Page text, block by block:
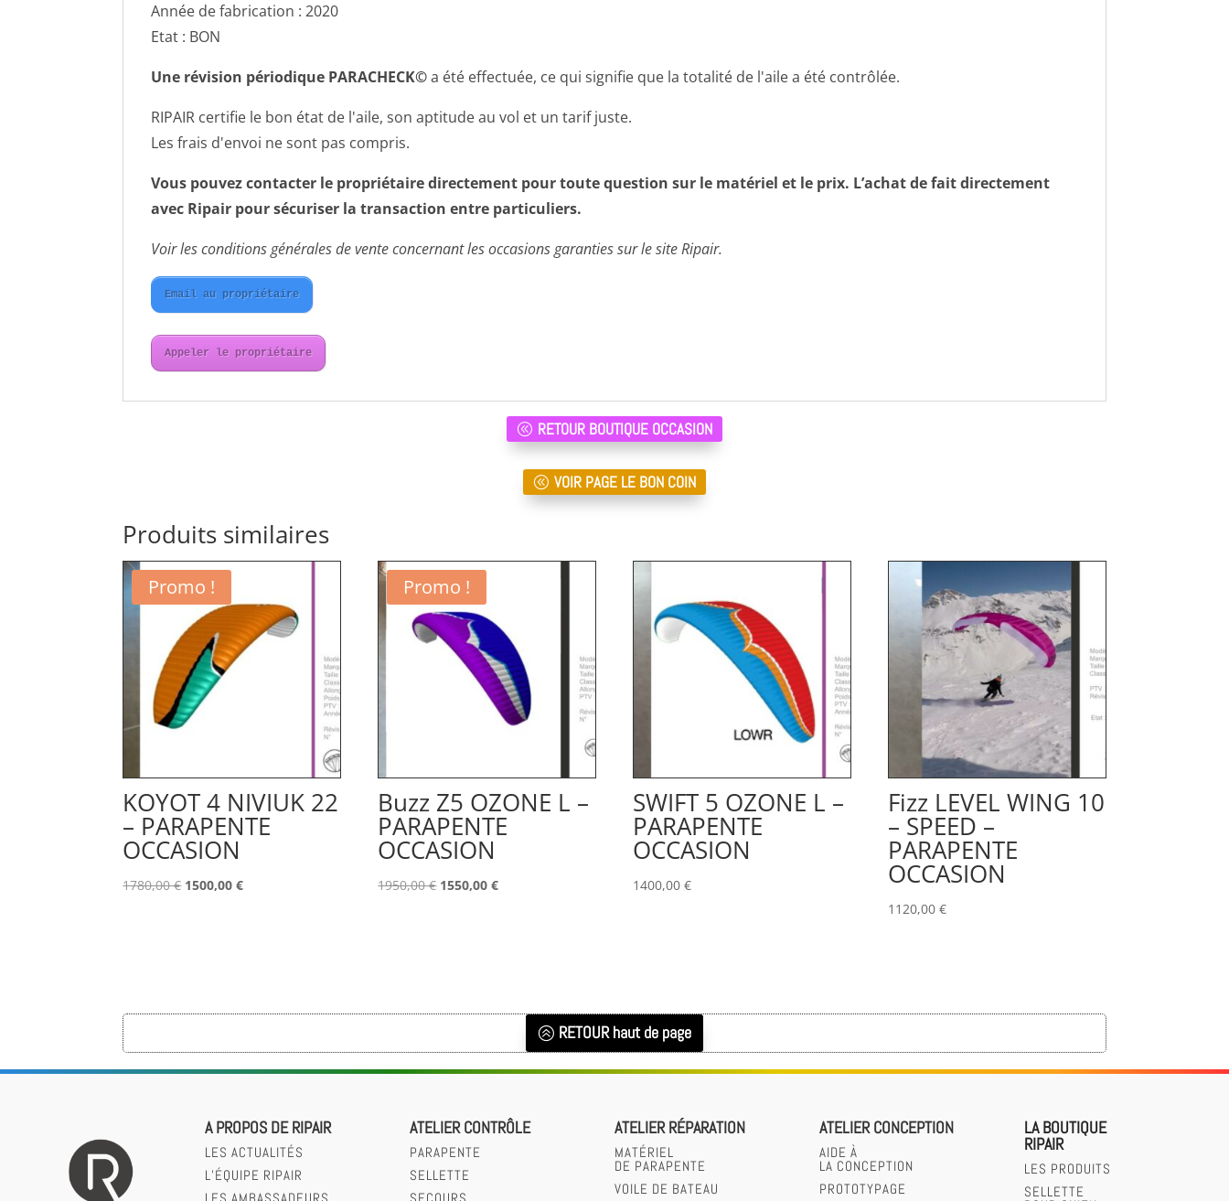
Année de fabrication : 2020
Etat : BON
Une révision périodique PARACHECK©a été effectuée, ce qui signifie que la totalité de l'aile a été contrôlée.
RIPAIR certifie le bon état de l'aile, son aptitude au vol et un tarif juste.
Les frais d'envoi ne sont pas compris.
Vous pouvez contacter le propriétaire directement pour toute question sur le matériel et le prix. L’achat de fait directement
avec Ripair pour sécuriser la transaction entre particuliers.
Voir les conditions générales de vente concernant les occasions garanties sur le site Ripair.
Email au propriétaire
Appeler le propriétaire
RETOUR BOUTIQUE OCCASION
VOIR PAGE LE BON COIN
Produits similaires
Promo !
KOYOT 4 NIVIUK 22
– PARAPENTE
OCCASION
1780,00€ Le
1500,00€Le
Promo !
Buzz Z5 OZONE L –
PARAPENTE
OCCASION
1950,00€ Le
1550,00€Le
SWIFT 5 OZONE L –
PARAPENTE
OCCASION
1400,00€
Fizz LEVEL WING 10
– SPEED –
PARAPENTE
OCCASION
1120,00€
RETOUR haut de page
A PROPOS DE RIPAIR
LES ACTUALITÉS
L’ÉQUIPE RIPAIR
LES AMBASSADEURS
ATELIER CONTRÔLE
PARAPENTE
SELLETTE
SECOURS
ATELIER RÉPARATION
MATÉRIEL
DE PARAPENTE
VOILE DE BATEAU
ATELIER CONCEPTION
AIDE À
LA CONCEPTION
PROTOTYPAGE
LA BOUTIQUE
RIPAIR
LES PRODUITS
SELLETTE